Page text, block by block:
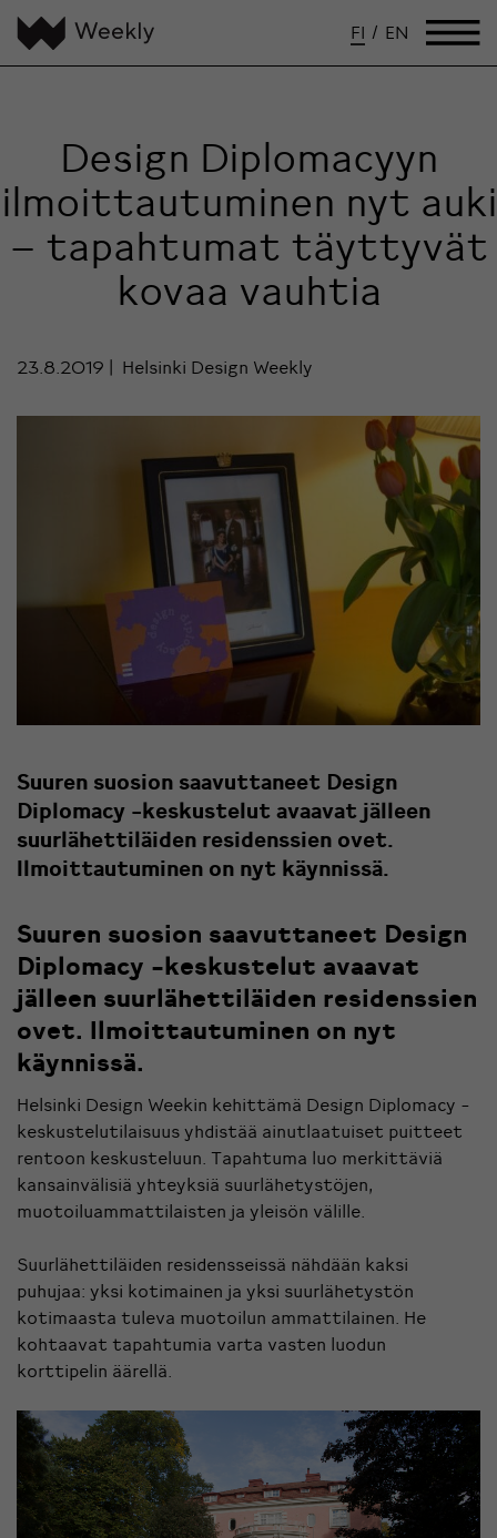
FI / EN
Design Diplomacyyn
ilmoittautuminen nyt auki
– tapahtumat täyttyvät
kovaa vauhtia
23.8.2019 Helsinki Design Weekly
Suuren suosion saavuttaneet Design
Diplomacy -keskustelut avaavat jälleen
suurlähettiläiden residenssien ovet.
Ilmoittautuminen on nyt käynnissä.
Suuren suosion saavuttaneet Design
Diplomacy -keskustelut avaavat
jälleen suurlähettiläiden residenssien
ovet. Ilmoittautuminen on nyt
käynnissä.
Helsinki Design Weekin kehittämä Design Diplomacy -
keskustelutilaisuus yhdistää ainutlaatuiset puitteet
rentoon keskusteluun. Tapahtuma luo merkittäviä
kansainvälisiä yhteyksiä suurlähetystöjen,
muotoiluammattilaisten ja yleisön välille.
Suurlähettiläiden residensseissä nähdään kaksi
puhujaa: yksi kotimainen ja yksi suurlähetystön
kotimaasta tuleva muotoilun ammattilainen. He
kohtaavat tapahtumia varta vasten luodun
korttipelin äärellä.